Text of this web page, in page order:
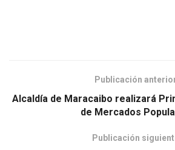
Publicación
Alcaldía de Maracaibo realizará
de Mercados
Publicación